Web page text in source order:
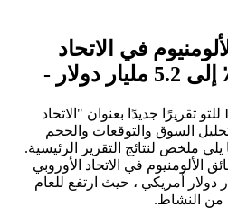
في الاتحاد
3 يوليو 2020 ، أصدر IndexBox للتو تقريرًا جديدًا بعنوان "الاتحاد
تحليل السوق والتوقعات والحجم
ملخص لنتائج التقرير الرئيسية.
رقائق الألومنيوم في الاتحاد الأوروبي
ليصل إلى 5.2 مليار دولار أمريكي ، حيث ارتفع للعام
من النشاط.